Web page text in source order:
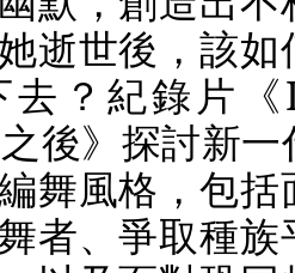
逝世後，該如
去？紀錄片《
後》探討新一
舞風格，包括
者、爭取種族